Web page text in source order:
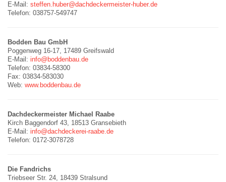
E-Mail: steffen.huber@dachdeckermeister-huber.de
Telefon: 038757-549747
Bodden Bau GmbH
Poggenweg 16-17, 17489 Greifswald
E-Mail: info@boddenbau.de
Telefon: 03834-58300
Fax: 03834-583030
Web: www.boddenbau.de
Dachdeckermeister Michael Raabe
Kirch Baggendorf 43, 18513 Gransebieth
E-Mail: info@dachdeckerei-raabe.de
Telefon: 0172-3078728
Die Fandrichs
Triebseer Str. 24, 18439 Stralsund